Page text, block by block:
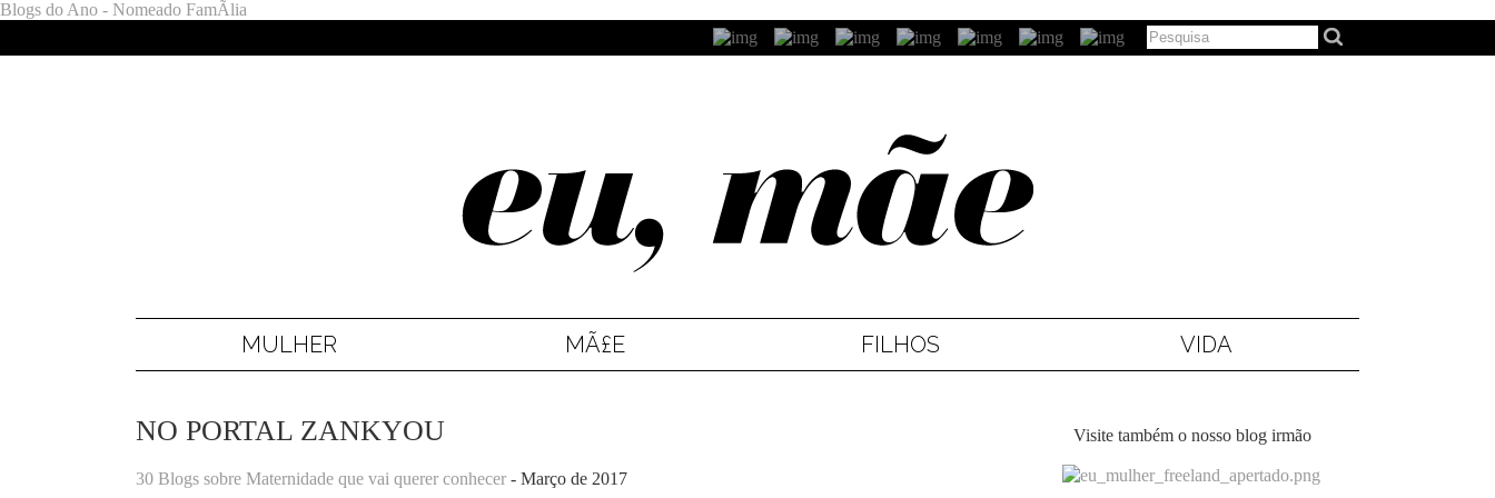
Blogs do Ano - Nomeado FamÃ­lia
MULHER MÃ£E FILHOS VIDA
NO PORTAL ZANKYOU
30 Blogs sobre Maternidade que vai querer conhecer - Março de 2017
Visite também o nosso blog irmão